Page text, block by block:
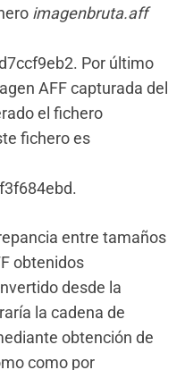
imagenbruta.aff
Por último
AFF capturada del
el fichero
fichero es
entre tamaños
obtenidos
desde la
la cadena de
obtención de
como por